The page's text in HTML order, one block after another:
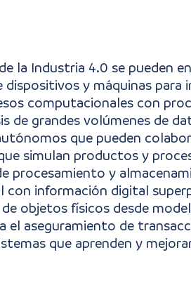
la Industria 4.0 se pueden
dispositivos y máquinas para
computacionales con
de grandes volúmenes de
que pueden
simulan productos y
procesamiento y
con información digital
objetos físicos desde
el aseguramiento de
que aprenden y